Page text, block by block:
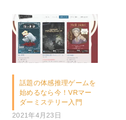
話題の体感推理ゲームを
始めるなら今！VRマー
ダーミステリー入門
2021年4月23日